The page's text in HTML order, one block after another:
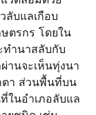
ลับแลเกือบ
ตรกร โดยใน
ำนาสลับกับ
านจะเห็นทุ่งนา
ตา ส่วนพื้นที่บน
ในอำเภอลับแล